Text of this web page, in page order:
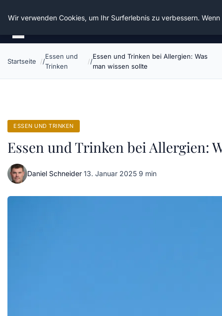
Die Schnitter
Startseite
Essen und
Trinken
Essen und Trinken bei Allergien: Was
man wissen sollte
ESSEN UND TRINKEN
Essen und Trinken bei Allergien:
Daniel Schneider·13. Januar 2025·9 min
Wir verwenden Cookies, um Ihr Surferlebnis zu verbessern.